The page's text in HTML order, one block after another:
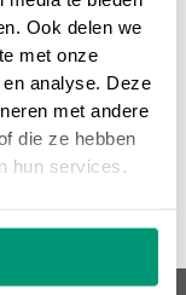
Ook delen we
met onze
analyse. Deze
met andere
die ze hebben
hun services.